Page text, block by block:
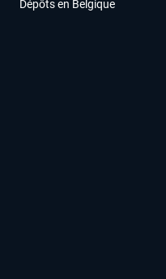
Dépôts en Belgique